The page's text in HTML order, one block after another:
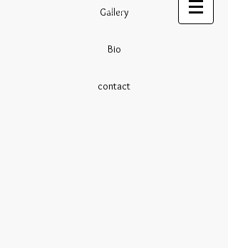
Gallery
Bio
contact
liens